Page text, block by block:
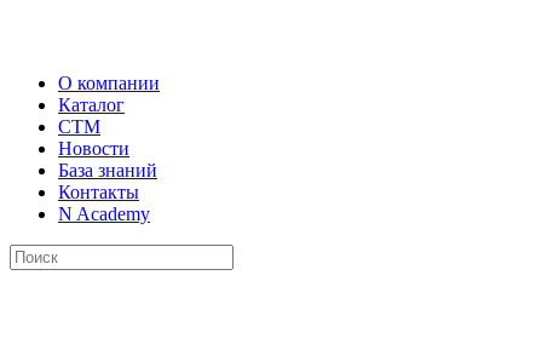
О компании
Каталог
СТМ
Новости
База знаний
Контакты
N Academy